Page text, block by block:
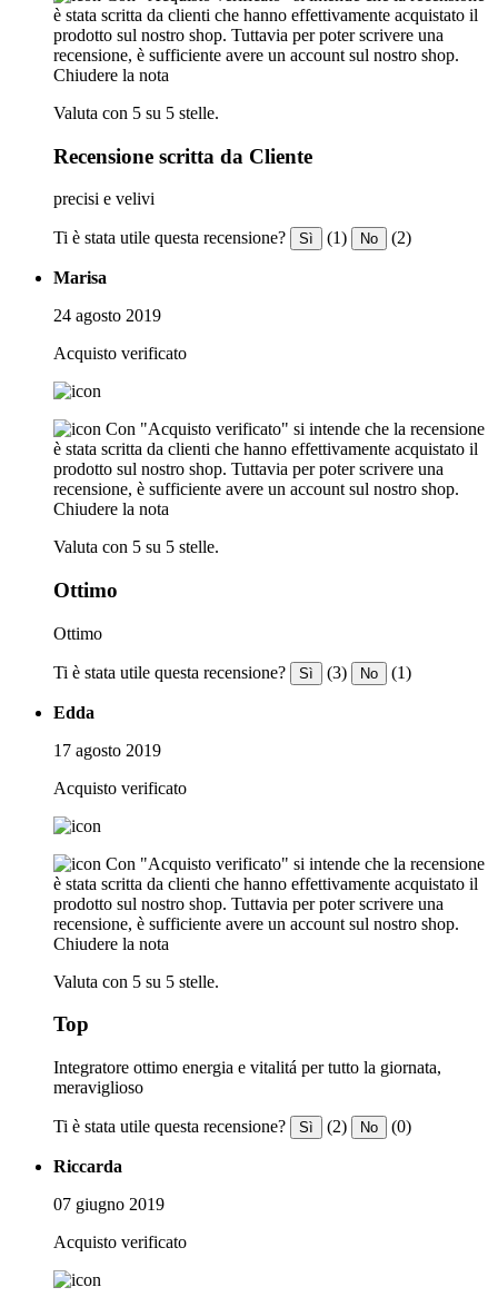
è stata scritta da clienti che hanno effettivamente acquistato il
prodotto sul nostro shop. Tuttavia per poter scrivere una
recensione, è sufficiente avere un account sul nostro shop.
Chiudere la nota
Valuta con 5 su 5 stelle.
Recensione scritta da Cliente
precisi e velivi
Ti è stata utile questa recensione? Sì (1) No (2)
Marisa
24 agosto 2019
Acquisto verificato
Con "Acquisto verificato" si intende che la recensione
è stata scritta da clienti che hanno effettivamente acquistato il
prodotto sul nostro shop. Tuttavia per poter scrivere una
recensione, è sufficiente avere un account sul nostro shop.
Chiudere la nota
Valuta con 5 su 5 stelle.
Ottimo
Ottimo
Ti è stata utile questa recensione? Sì (3) No (1)
Edda
17 agosto 2019
Acquisto verificato
Con "Acquisto verificato" si intende che la recensione
è stata scritta da clienti che hanno effettivamente acquistato il
prodotto sul nostro shop. Tuttavia per poter scrivere una
recensione, è sufficiente avere un account sul nostro shop.
Chiudere la nota
Valuta con 5 su 5 stelle.
Top
Integratore ottimo energia e vitalitá per tutto la giornata,
meraviglioso
Ti è stata utile questa recensione? Sì (2) No (0)
Riccarda
07 giugno 2019
Acquisto verificato